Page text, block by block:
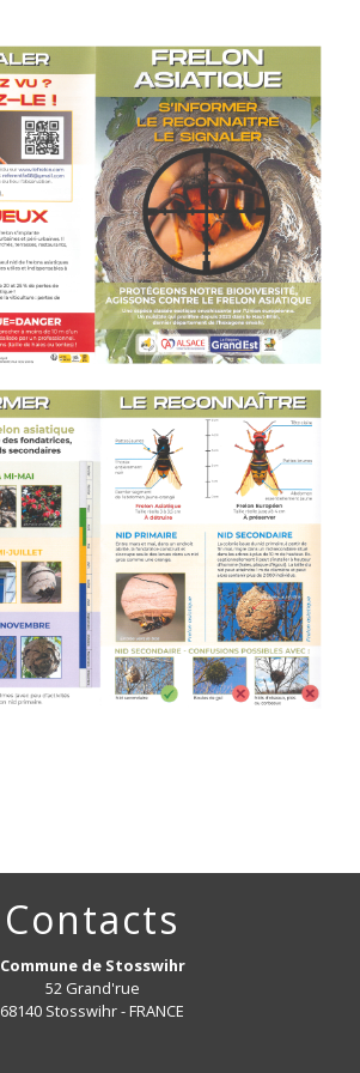
Contacts
Commune de Stosswihr
52 Grand'rue
68140 Stosswihr - FRANCE